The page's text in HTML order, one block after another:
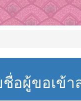
ชื่อผู้ขอเข้